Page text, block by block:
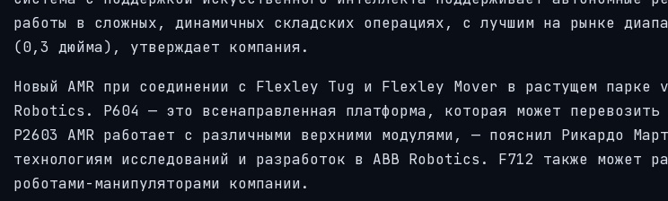
работы в сложных, динамичных складских операциях, с лучшим на рынке
(0,3 дюйма), утверждает компания.
Новый AMR при соединении с Flexley Tug и Flexley Mover в растущем парке
Robotics. P604 — это всенаправленная платформа, которая может
P2603 AMR работает с различными верхними модулями, — пояснил Рикардо
технологиям исследований и разработок в ABB Robotics. F712 также может
роботами-манипуляторами компании.